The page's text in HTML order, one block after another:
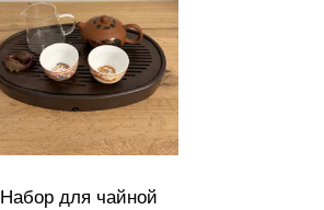
Набор для чайной